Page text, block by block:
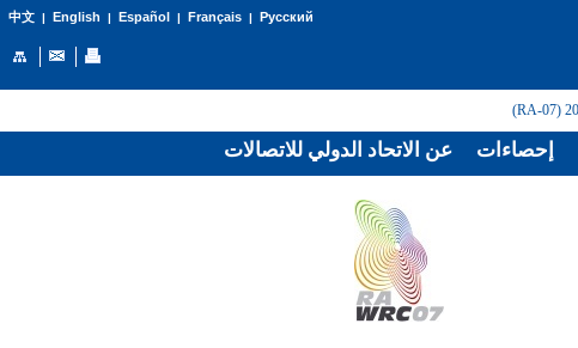
中文| English | Español | Français| Русский
عن الاتحاد الدولي للاتصالات إحصاءات